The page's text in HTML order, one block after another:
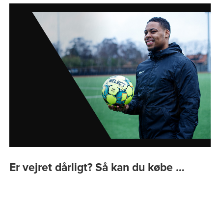
Er vejret dårligt? Så kan du købe …